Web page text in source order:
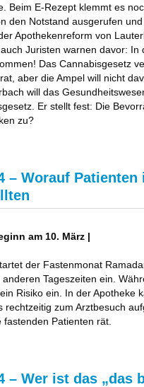
Beim E-Rezept klemmt es
den Notstand ausgerufen
Apothekenreform von
Juristen warnen davor:
Das Cannabisgesetz
aber die Ampel will nicht
will das
Er stellt fest: Die
zu?
– Worauf
am 10. März |
der Fastenmonat
Tageszeiten ein.
Risiko ein. In der Apotheke
rechtzeitig zum Arztbesuch
fastenden Patienten rät.
– Wer ist das „das